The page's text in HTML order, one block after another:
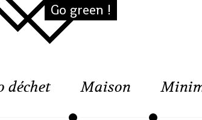
Go green !
déchet Maison